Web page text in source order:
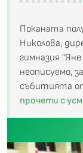
Поканата
Николова,
гимназия
неописуемо,
събитията
прочети с